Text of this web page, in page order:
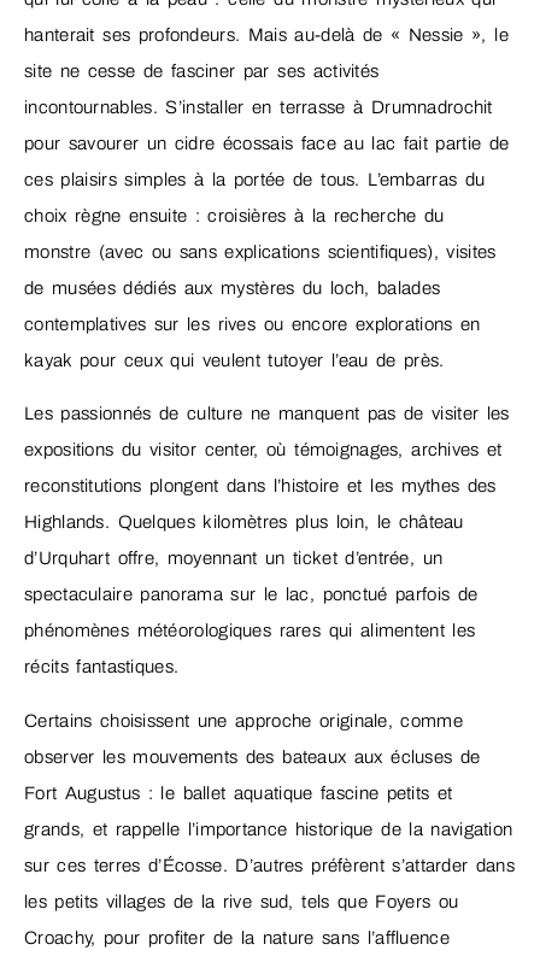
hanterait ses profondeurs. Mais au-delà de « Nessie », le
site ne cesse de fasciner par ses activités
incontournables. S’installer en terrasse à Drumnadrochit
pour savourer un cidre écossais face au lac fait partie de
ces plaisirs simples à la portée de tous. L’embarras du
choix règne ensuite : croisières à la recherche du
monstre (avec ou sans explications scientifiques), visites
de musées dédiés aux mystères du loch, balades
contemplatives sur les rives ou encore explorations en
kayak pour ceux qui veulent tutoyer l’eau de près.
Les passionnés de culture ne manquent pas de visiter les
expositions du visitor center, où témoignages, archives et
reconstitutions plongent dans l’histoire et les mythes des
Highlands. Quelques kilomètres plus loin, le château
d’Urquhart offre, moyennant un ticket d’entrée, un
spectaculaire panorama sur le lac, ponctué parfois de
phénomènes météorologiques rares qui alimentent les
récits fantastiques.
Certains choisissent une approche originale, comme
observer les mouvements des bateaux aux écluses de
Fort Augustus : le ballet aquatique fascine petits et
grands, et rappelle l’importance historique de la navigation
sur ces terres d’Écosse. D’autres préfèrent s’attarder dans
les petits villages de la rive sud, tels que Foyers ou
Croachy, pour profiter de la nature sans l’affluence